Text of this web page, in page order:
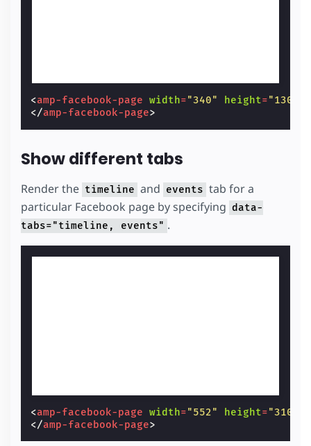
<amp-facebook-page width="340" height="130"
</amp-facebook-page>
Show different tabs
Render the timeline and events tab for a
particular Facebook page by specifying data-
tabs="timeline, events" .
<amp-facebook-page width="552" height="310"
</amp-facebook-page>